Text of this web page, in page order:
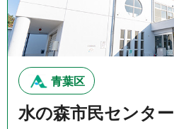
青葉区
水の森市民センター